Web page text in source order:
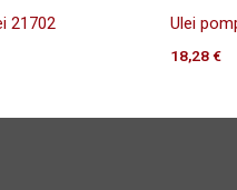
21702 Ulei
18,28€